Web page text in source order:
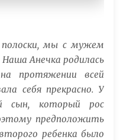
полоски, мы с мужем
Анечка родилась
протяжении всей
себя прекрасно. У
сын, который рос
предположить
ребенка было